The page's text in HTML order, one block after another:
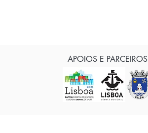
APOIOS E PARCEIROS